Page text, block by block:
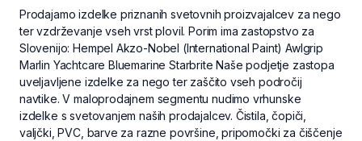
Prodajamo izdelke priznanih svetovnih proizvajalcev za nego
ter vzdrževanje vseh vrst plovil. Porim ima zastopstvo za
Slovenijo: Hempel Akzo-Nobel (International Paint) Awlgrip
Marlin Yachtcare Bluemarine Starbrite Naše podjetje zastopa
uveljavljene izdelke za nego ter zaščito vseh področij
navtike. V maloprodajnem segmentu nudimo vrhunske
izdelke s svetovanjem naših prodajalcev. Čistila, čopiči,
valjčki, PVC, barve za razne površine, pripomočki za čiščenje